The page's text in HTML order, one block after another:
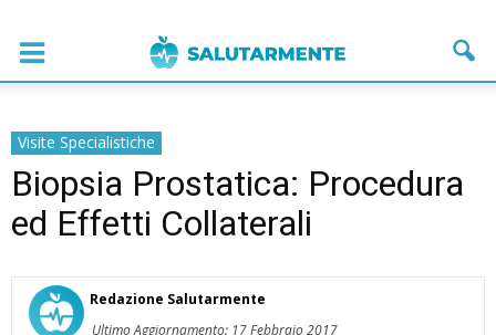
Visite Specialistiche
Biopsia Prostatica: Procedura
ed Effetti Collaterali
Redazione Salutarmente
Ultimo Aggiornamento: 17 Febbraio 2017